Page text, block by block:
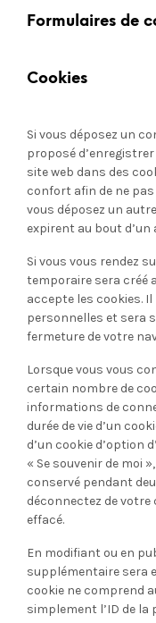
Formulaires de
Cookies
Si vous déposez un
proposé
site web dans des
confort afin de ne
vous déposez un
expirent au bout d’un
Si vous vous rendez
temporaire sera créé
accepte les cookies.
personnelles et sera
fermeture de votre
Lorsque vous vous
certain nombre de
informations de
durée de vie d’un
d’un cookie d’option
« Se souvenir de moi
conservé pendant
déconnectez de votre
effacé.
En modifiant ou en
supplémentaire sera
cookie ne comprend
simplement l’ID de la